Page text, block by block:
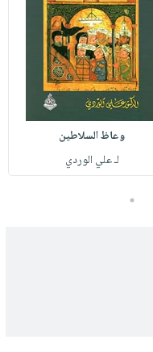
وعاظ السلاطين
لـ علي الوردي
5